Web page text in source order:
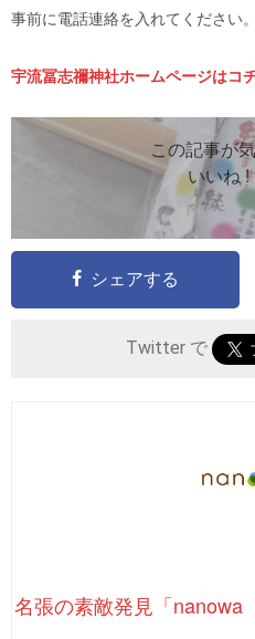
事前に電話連絡を入れてください。
宇流冨志禰神社ホームページはコ
この記事が
いいね
シェアする
Twitter で
名張の素敵発見「nanowa